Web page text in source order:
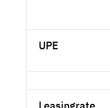
UPE
Leasingrate